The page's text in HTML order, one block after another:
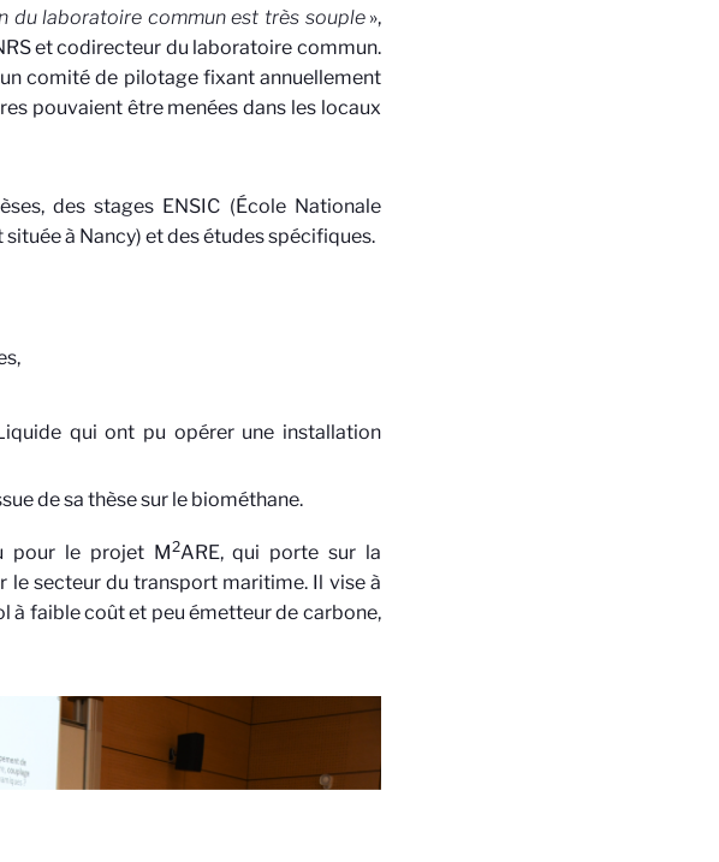
du laboratoire commun est très souple »,
et codirecteur du laboratoire commun.
comité de pilotage fixant annuellement
pouvaient être menées dans les locaux
des stages ENSIC (École Nationale
à Nancy) et des études spécifiques.
qui ont pu opérer une installation
de sa thèse sur le biométhane.
pour le projet M2ARE, qui porte sur la
secteur du transport maritime. Il vise à
à faible coût et peu émetteur de carbone,